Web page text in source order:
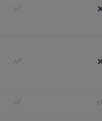
✅
✅
✅